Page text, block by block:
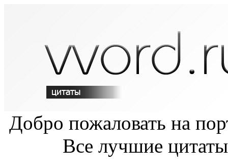
Добро пожаловать на
Все лучшие